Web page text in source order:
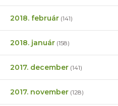
2018. február (141)
2018. január (158)
2017. december (141)
2017. november (128)